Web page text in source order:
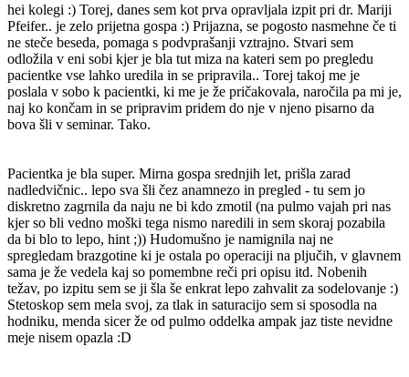
hei kolegi :) Torej, danes sem kot prva opravljala izpit pri dr. Mariji
Pfeifer.. je zelo prijetna gospa :) Prijazna, se pogosto nasmehne če ti
ne steče beseda, pomaga s podvprašanji vztrajno. Stvari sem
odložila v eni sobi kjer je bla tut miza na kateri sem po pregledu
pacientke vse lahko uredila in se pripravila.. Torej takoj me je
poslala v sobo k pacientki, ki me je že pričakovala, naročila pa mi je,
naj ko končam in se pripravim pridem do nje v njeno pisarno da
bova šli v seminar. Tako.
Pacientka je bla super. Mirna gospa srednjih let, prišla zarad
nadledvičnic.. lepo sva šli čez anamnezo in pregled - tu sem jo
diskretno zagrnila da naju ne bi kdo zmotil (na pulmo vajah pri nas
kjer so bli vedno moški tega nismo naredili in sem skoraj pozabila
da bi blo to lepo, hint ;)) Hudomušno je namignila naj ne
spregledam brazgotine ki je ostala po operaciji na pljučih, v glavnem
sama je že vedela kaj so pomembne reči pri opisu itd. Nobenih
težav, po izpitu sem se ji šla še enkrat lepo zahvalit za sodelovanje :)
Stetoskop sem mela svoj, za tlak in saturacijo sem si sposodla na
hodniku, menda sicer že od pulmo oddelka ampak jaz tiste nevidne
meje nisem opazla :D